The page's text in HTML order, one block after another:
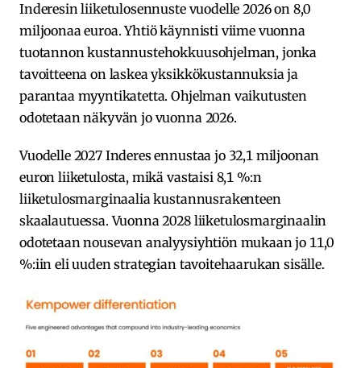
Inderesin liiketulosennuste vuodelle 2026 on 8,0
miljoonaa euroa. Yhtiö käynnisti viime vuonna
tuotannon kustannustehokkuusohjelman, jonka
tavoitteena on laskea yksikkökustannuksia ja
parantaa myyntikatetta. Ohjelman vaikutusten
odotetaan näkyvän jo vuonna 2026.
Vuodelle 2027 Inderes ennustaa jo 32,1 miljoonan
euron liiketulosta, mikä vastaisi 8,1 %:n
liiketulosmarginaalia kustannusrakenteen
skaalautuessa. Vuonna 2028 liiketulosmarginaalin
odotetaan nousevan analyysiyhtiön mukaan jo 11,0
%:iin eli uuden strategian tavoitehaarukan sisälle.